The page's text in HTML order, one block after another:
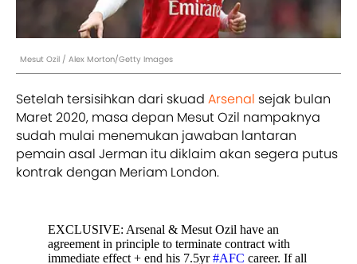
Mesut Ozil / Alex Morton/Getty Images
Setelah tersisihkan dari skuad Arsenal sejak bulan
Maret 2020, masa depan Mesut Ozil nampaknya
sudah mulai menemukan jawaban lantaran
pemain asal Jerman itu diklaim akan segera putus
kontrak dengan Meriam London.
EXCLUSIVE: Arsenal & Mesut Ozil have an
agreement in principle to terminate contract with
immediate effect + end his 7.5yr#AFC career. If all